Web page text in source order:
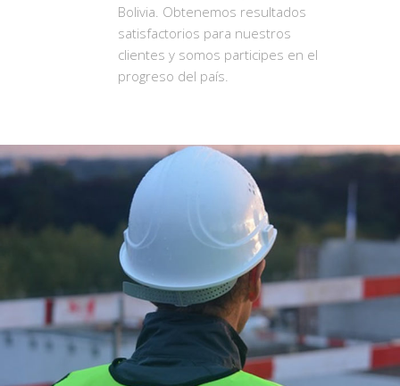
Bolivia. Obtenemos resultados
satisfactorios para nuestros
clientes y somos participes en el
progreso del país.